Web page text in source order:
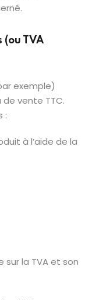
(ou TVA
exemple)
vente TTC.
:
à l’aide de la
la TVA et son